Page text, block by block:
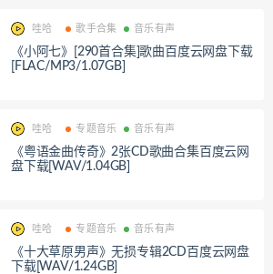
哇哈 歌手合集 音乐有声
《小阿七》[290首合集]歌曲百度云网盘下载
[FLAC/MP3/1.07GB]
哇哈 专题音乐 音乐有声
《粤语金曲传奇》2张CD歌曲合集百度云网
盘下载[WAV/1.04GB]
哇哈 专题音乐 音乐有声
《十大草原男声》无损专辑2CD百度云网盘
下载[WAV/1.24GB]